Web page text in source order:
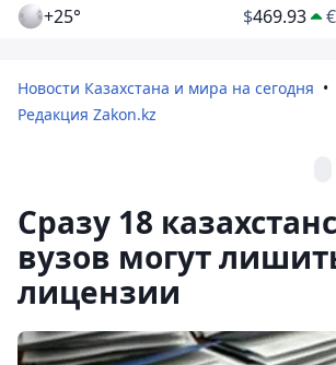
+25° $469.93 €
Новости Казахстана и мира на сегодня
Редакция Zakon.kz
Сразу 18
вузов могут
лицензии